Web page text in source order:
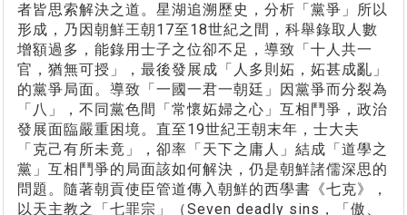
者皆思索解決之道。星湖追溯歷史，分析「黨爭」所以
形成，乃因朝鮮王朝17至18世紀之間，科舉錄取人數
增額過多，能錄用士子之位卻不足，導致「十人共一
官，猶無可授」，最後發展成「人多則妬，妬甚成亂」
的黨爭局面。導致「一國一君一朝廷」因黨爭而分裂為
「八」，不同黨色間「常懷妬婦之心」互相鬥爭，政治
發展面臨嚴重困境。直至19世紀王朝末年，士大夫
「克己有所未竟」，卻率「天下之庸人」結成「道學之
黨」互相鬥爭的局面該如何解決，仍是朝鮮諸儒深思的
問題。隨著朝貢使臣管道傳入朝鮮的西學書《七克》，
以天主教之「七罪宗」（Seven deadly sins，「傲、